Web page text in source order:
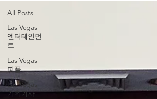
All Posts
Las Vegas -
엔터테인먼
트
Las Vegas -
피플
Las Vegas -
기획기사